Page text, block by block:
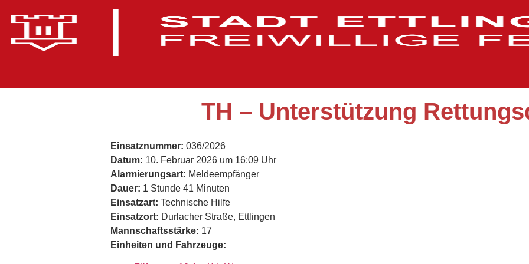
TH – Unterstützung
Einsatznummer: 036/2026
Datum: 10. Februar 2026 um 16:09 Uhr
Alarmierungsart: Meldeempfänger
Dauer: 1 Stunde 41 Minuten
Einsatzart: Technische Hilfe
Einsatzort: Durlacher Straße, Ettlingen
Mannschaftsstärke: 17
Einheiten und Fahrzeuge: